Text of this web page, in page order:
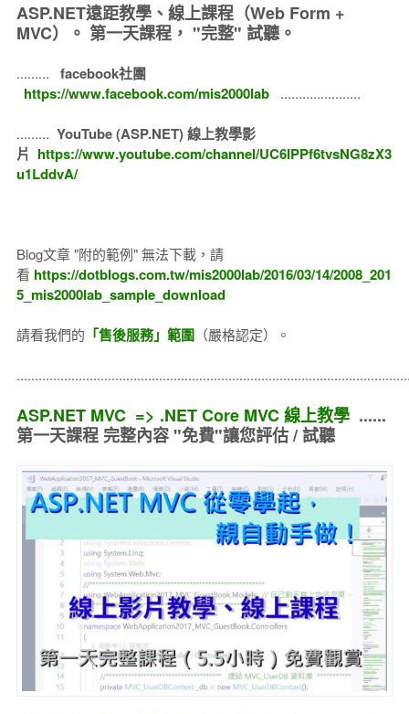
ASP.NET遠距教學、線上課程（Web Form +
MVC）。 第一天課程， "完整" 試聽。
.........
facebook社團
https://www.facebook.com/mis2000lab
......................
......... YouTube (ASP.NET) 線上教學影
片 https://www.youtube.com/channel/UC6IPPf6tvsNG8zX3
u1LddvA/
Blog文章 "附的範例" 無法下載，請
看 https://dotblogs.com.tw/mis2000lab/2016/03/14/2008_201
5_mis2000lab_sample_download
請看我們的 「售後服務」範圍（嚴格認定）。
ASP.NET MVC => .NET Core MVC 線上教學......
第一天課程 完整內容 "免費"讓您評估 / 試聽